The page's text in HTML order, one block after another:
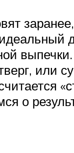
или
о